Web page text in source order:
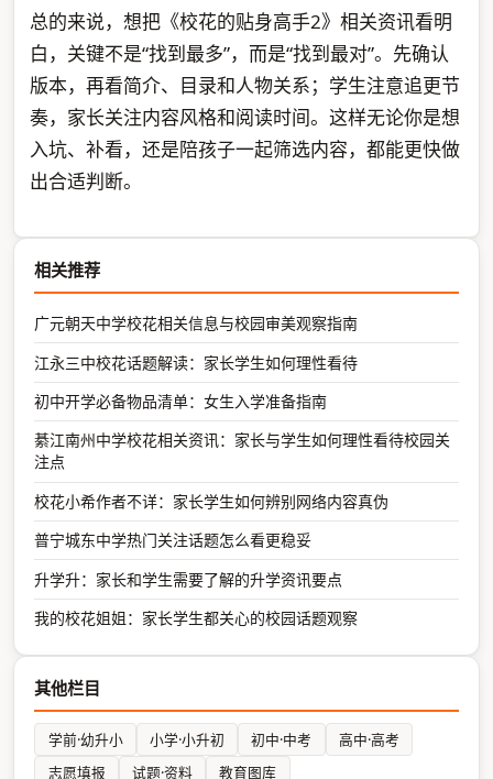
总的来说，想把《校花的贴身高手2》相关资讯看明
白，关键不是“找到最多”，而是“找到最对”。先确认
版本，再看简介、目录和人物关系；学生注意追更节
奏，家长关注内容风格和阅读时间。这样无论你是想
入坑、补看，还是陪孩子一起筛选内容，都能更快做
出合适判断。
相关推荐
广元朝天中学校花相关信息与校园审美观察指南
江永三中校花话题解读：家长学生如何理性看待
初中开学必备物品清单：女生入学准备指南
綦江南州中学校花相关资讯：家长与学生如何理性看待校园关
注点
校花小希作者不详：家长学生如何辨别网络内容真伪
普宁城东中学热门关注话题怎么看更稳妥
升学升：家长和学生需要了解的升学资讯要点
我的校花姐姐：家长学生都关心的校园话题观察
其他栏目
学前·幼升小 小学·小升初 初中·中考
高中·高考
志愿填报
试题·资料 教育图库